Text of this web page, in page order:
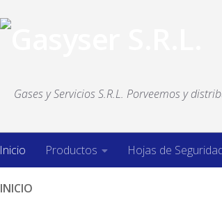
Gases y Servicios S.R.L. Porveemos y
Inicio Productos Hojas de
INICIO